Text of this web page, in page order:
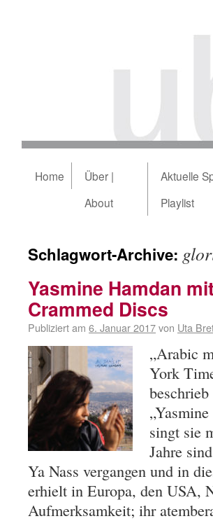
Home
Über |
About
Aktuelle
Playlist
Schlagwort-Archive:
Yasmine Hamdan
Crammed Discs
Publiziert am 6. Januar 2017von Uta
„Arabic
York
singt sie
Jahre
Ya Nass vergangen und in
erhielt in Europa, den USA,
Aufmerksamkeit; ihr